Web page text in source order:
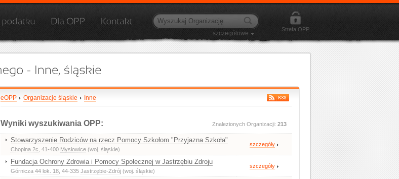
szczegółowe
Strefa OPP
eOPP Organizacje śląskie Inne
Znalezionych Organizacji: 213
Wyniki wyszukiwania OPP:
Stowarzyszenie Rodziców na rzecz Pomocy Szkołom "Przyjazna Szkoła"
Chopina 2c , 41-400 Mysłowice (woj. śląskie)
szczegóły
Fundacja Ochrony Zdrowia i Pomocy Społecznej w Jastrzębiu Zdroju
Górnicza 44 lok. 18 , 44-335 Jastrzębie-Zdrój (woj. śląskie)
szczegóły